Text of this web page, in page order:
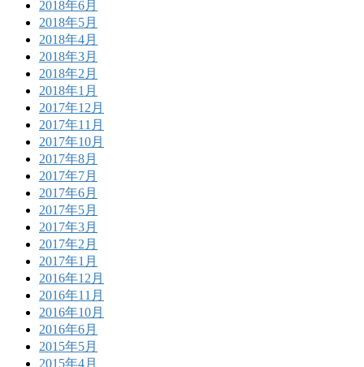
2018年6月
2018年5月
2018年4月
2018年3月
2018年2月
2018年1月
2017年12月
2017年11月
2017年10月
2017年8月
2017年7月
2017年6月
2017年5月
2017年3月
2017年2月
2017年1月
2016年12月
2016年11月
2016年10月
2016年6月
2015年5月
2015年4月